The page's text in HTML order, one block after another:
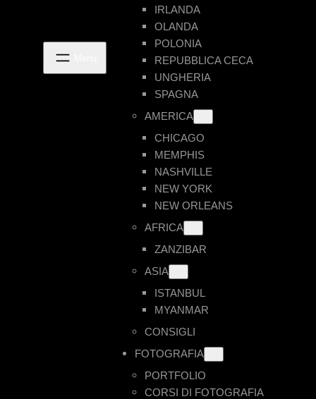
IRLANDA
OLANDA
POLONIA
REPUBBLICA CECA
UNGHERIA
SPAGNA
AMERICA
CHICAGO
MEMPHIS
NASHVILLE
NEW YORK
NEW ORLEANS
AFRICA
ZANZIBAR
ASIA
ISTANBUL
MYANMAR
CONSIGLI
FOTOGRAFIA
PORTFOLIO
CORSI DI FOTOGRAFIA